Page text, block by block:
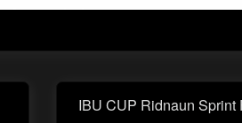
Next
IBU CUP Ridnaun Sprint